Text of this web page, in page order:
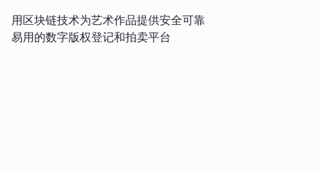
用区块链技术为艺术作品提供安全可靠
易用的数字版权登记和拍卖平台